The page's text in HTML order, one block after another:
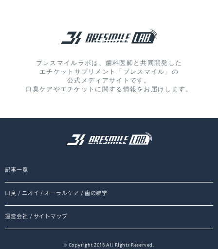
ブレスマイルラボは、歯科医師と共同開発した
エチケットサプリメント「ブレスマイル」の
公式メディアサイトです。
口臭ケアやエチケットに関する情報をお届けします。
記事一覧
口臭 / ニオイ / オーラルケア / 歯の雑学
運営会社 / サイトマップ
© Copyright 2018 All Rights Reserved.